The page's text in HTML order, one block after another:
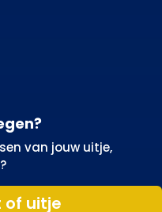
van jouw uitje,
of uitje